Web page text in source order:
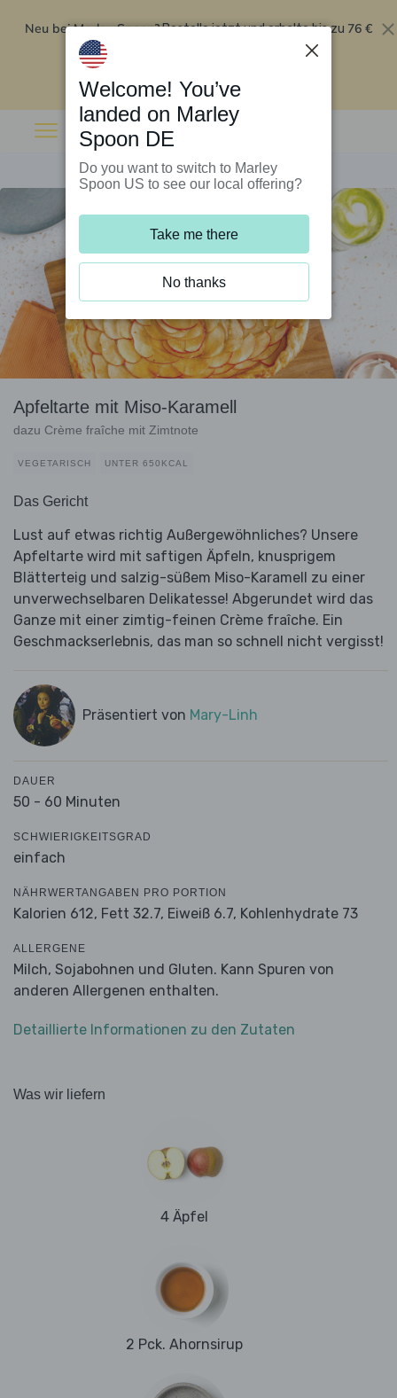
Neu bei Marley Spoon?Bestelle jetzt und erhalte bis zu 76 €
Rabatt auf deine ersten fünf Boxen
Apfeltarte mit Miso-Karamell
dazu Crème fraîche mit Zimtnote
VEGETARISCH UNTER 650KCAL
Das Gericht
Lust auf etwas richtig Außergewöhnliches? Unsere
Apfeltarte wird mit saftigen Äpfeln, knusprigem
Blätterteig und salzig-süßem Miso-Karamell zu einer
unverwechselbaren Delikatesse! Abgerundet wird das
Ganze mit einer zimtig-feinen Crème fraîche. Ein
Geschmackserlebnis, das man so schnell nicht vergisst!
Präsentiert von Mary-Linh
DAUER
50 - 60 Minuten
SCHWIERIGKEITSGRAD
einfach
NÄHRWERTANGABEN PRO PORTION
Kalorien 612, Fett 32.7, Eiweiß 6.7, Kohlenhydrate 73
ALLERGENE
Milch, Sojabohnen und Gluten. Kann Spuren von
anderen Allergenen enthalten.
Detaillierte Informationen zu den Zutaten
Was wir liefern
4 Äpfel
2 Pck. Ahornsirup
Welcome! You’ve
landed on Marley
Spoon DE
Do you want to switch to Marley
Spoon US to see our local offering?
Take me there
No thanks